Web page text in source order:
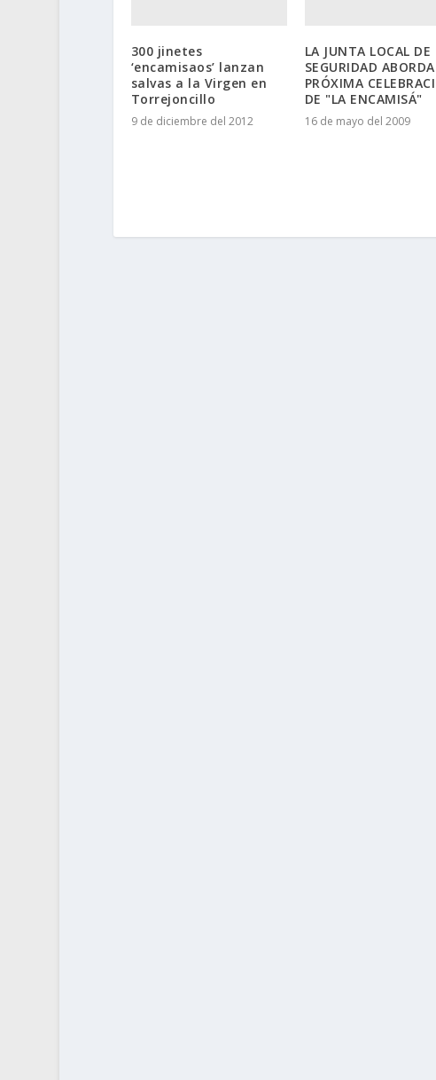
300 jinetes
‘encamisaos’ lanzan
salvas a la Virgen en
Torrejoncillo
9 de diciembre del 2012
LA JUNTA LOCAL DE
SEGURIDAD
PRÓXIMA
DE "LA ENCAMISÁ"
16 de mayo del 2009